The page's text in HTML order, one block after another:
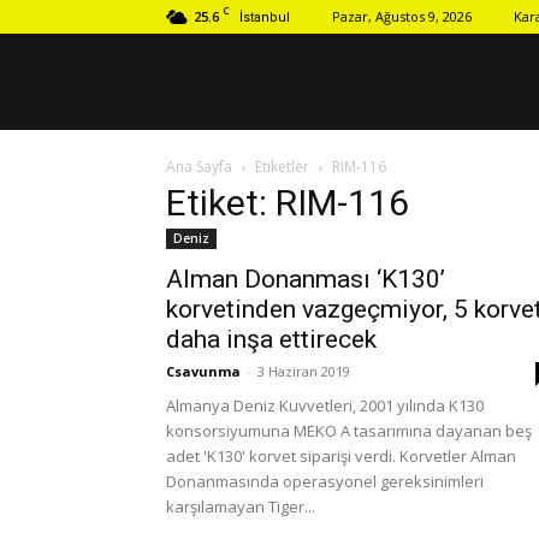
25.6 C İstanbul Pazar, Ağustos 9, 2026
Ana Sayfa Etiketler RIM-116
Etiket: RIM-116
Deniz
Alman Donanması ‘K130’
korvetinden vazgeçmiyor, 5
daha inşa ettirecek
Csavunma - 3 Haziran 2019
Almanya Deniz Kuvvetleri, 2001 yılında K130
konsorsiyumuna MEKO A tasarımına dayanan beş
adet 'K130' korvet siparişi verdi. Korvetler Alman
Donanmasında operasyonel gereksinimleri
karşılamayan Tiger...